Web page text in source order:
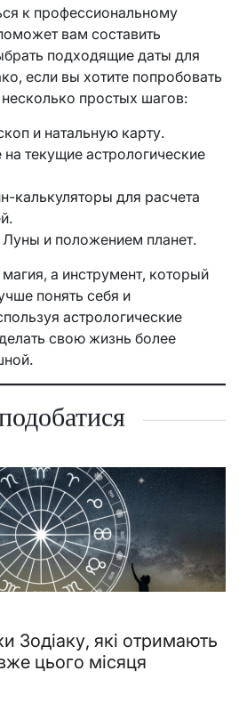
к профессиональному
вам составить
подходящие даты для
если вы хотите попробовать
простых шагов:
и натальную карту.
текущие астрологические
калькуляторы для расчета
и положением планет.
а инструмент, который
понять себя и
астрологические
свою жизнь более
Зодіаку, які отримають
цього місяця